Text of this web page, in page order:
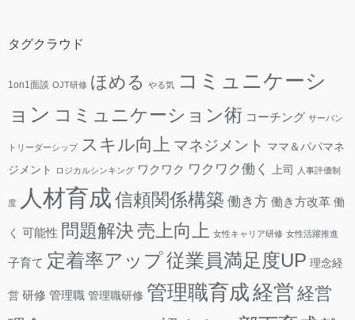
タグクラウド
1on1面談 OJT研修 ほめる やる気
コミュニケーシ
ョン コミュニケーション術 コーチング サーバン
トリーダーシップ スキル向上 マネジメント ママ＆パパマネ
ジメント
ロジカルシンキング ワクワク ワクワク働く 上司 人事評価制
度 人材育成信頼関係構築 働き方 働き方改革 働
く 可能性 問題解決売上向上 女性キャリア研修 女性活躍推進
子育て 定着率アップ従業員満足度UP 理念経
営 研修 管理職 管理職研修 管理職育成経営 経営